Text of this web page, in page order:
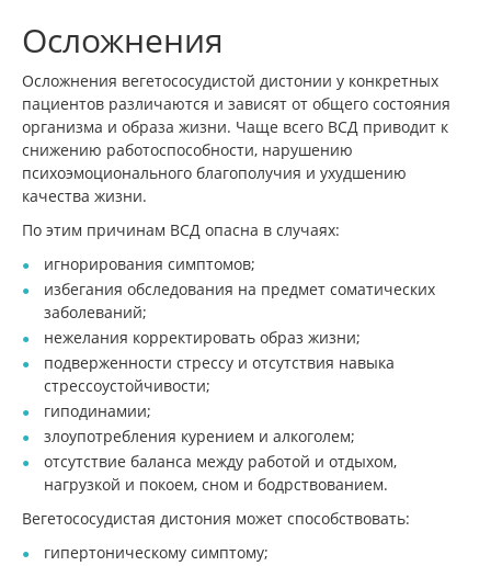
Осложнения
Осложнения вегетососудистой дистонии у конкретных
пациентов различаются и зависят от общего состояния
организма и образа жизни. Чаще всего ВСД приводит к
снижению работоспособности, нарушению
психоэмоционального благополучия и ухудшению
качества жизни.
По этим причинам ВСД опасна в случаях:
игнорирования симптомов;
избегания обследования на предмет соматических
заболеваний;
нежелания корректировать образ жизни;
подверженности стрессу и отсутствия навыка
стрессоустойчивости;
гиподинамии;
злоупотребления курением и алкоголем;
отсутствие баланса между работой и отдыхом,
нагрузкой и покоем, сном и бодрствованием.
Вегетососудистая дистония может способствовать:
гипертоническому симптому;